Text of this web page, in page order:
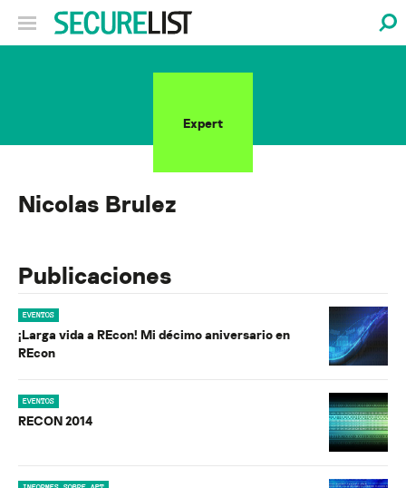
Expert
Nicolas Brulez
Publicaciones
EVENTOS
¡Larga vida a REcon! Mi décimo aniversario en
REcon
EVENTOS
RECON 2014